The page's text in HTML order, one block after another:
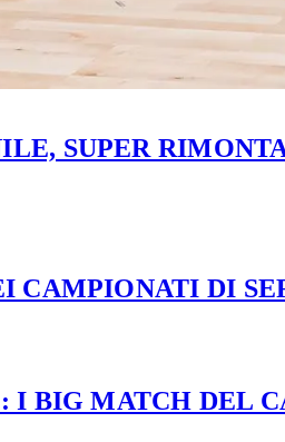
SUPER
CAMPIONATI DI
I BIG MATCH DEL